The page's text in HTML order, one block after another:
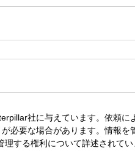
社に与えています。依頼に
要な場合があります。情報を
する権利について詳述されてい